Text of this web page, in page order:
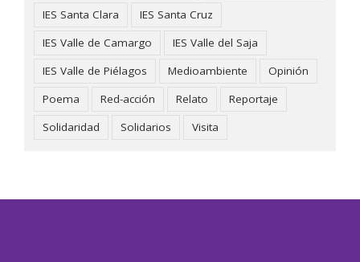
IES Santa Clara
IES Santa Cruz
IES Valle de Camargo
IES Valle del Saja
IES Valle de Piélagos
Medioambiente
Opinión
Poema
Red-acción Relato
Reportaje
Solidaridad
Solidarios Visita